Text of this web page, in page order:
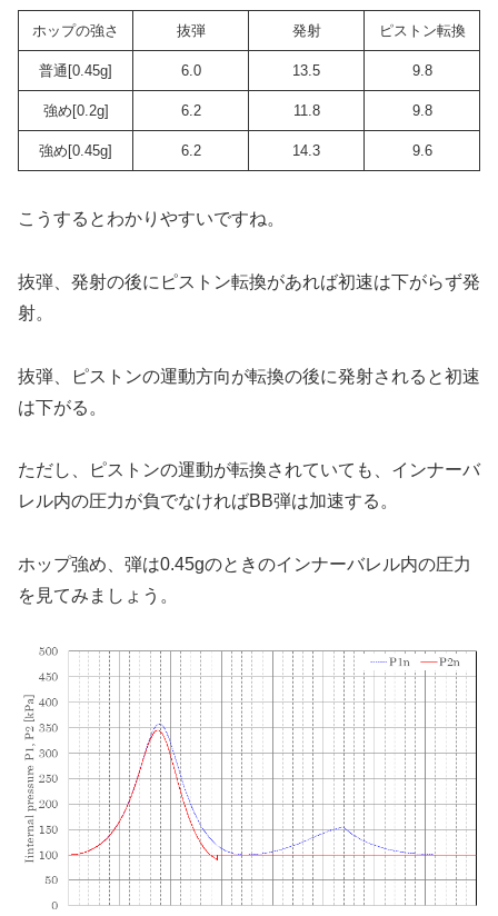
ホップの強さ 抜弾 発射 ピストン転換
普通[0.45g] 6.0 13.5 9.8
強め[0.2g] 6.2 11.8 9.8
強め[0.45g] 6.2 14.3 9.6
こうするとわかりやすいですね。
抜弾、発射の後にピストン転換があれば初速は下がらず発
射。
抜弾、ピストンの運動方向が転換の後に発射されると初速
は下がる。
ただし、ピストンの運動が転換されていても、インナーバ
レル内の圧力が負でなければBB弾は加速する。
ホップ強め、弾は0.45gのときのインナーバレル内の圧力
を見てみましょう。